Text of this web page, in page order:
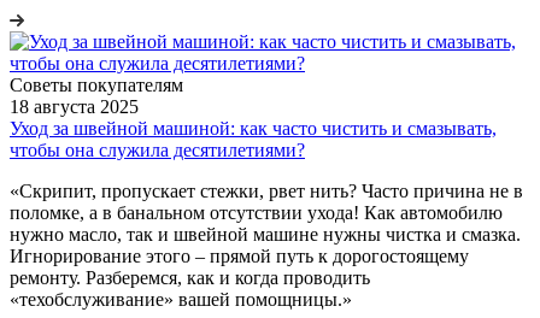
Советы покупателям
18 августа 2025
Уход за швейной машиной: как часто чистить и смазывать,
чтобы она служила десятилетиями?
«Скрипит, пропускает стежки, рвет нить? Часто причина не в
поломке, а в банальном отсутствии ухода! Как автомобилю
нужно масло, так и швейной машине нужны чистка и смазка.
Игнорирование этого – прямой путь к дорогостоящему
ремонту. Разберемся, как и когда проводить
«техобслуживание» вашей помощницы.»